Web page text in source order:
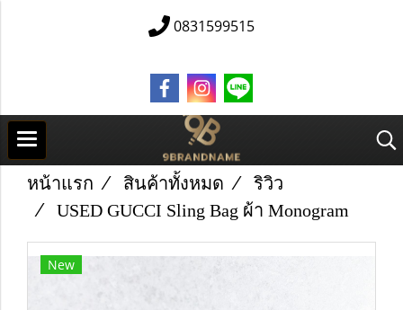
0831599515
หน้าแรก สินค้าทั้งหมด
ริวิว
U​S​E​D​ GUCCI Sling Bag​ ผ้า Monogram
New